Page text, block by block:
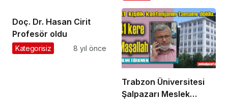
Doç. Dr. Hasan Cirit
Profesör oldu
Kategorisiz 8 yıl önce
Trabzon Üniversitesi
Şalpazarı Meslek